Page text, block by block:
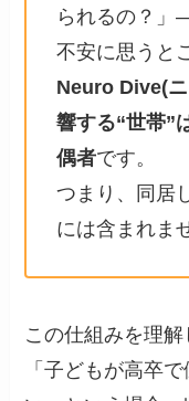
られるの？
不安に思うと
Neuro Dive(
響する“世帯”
偶者です。
つまり、同居
には含まれま
この仕組みを理
「子どもが高卒